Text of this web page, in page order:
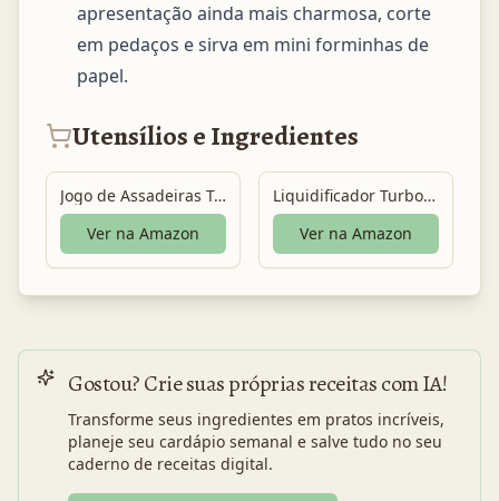
apresentação ainda mais charmosa, corte
em pedaços e sirva em mini forminhas de
papel.
Utensílios e Ingredientes
Jogo de Assadeiras Tramontina Brasil em Alumínio com Revestimento Interno e Externo em Antiaderente
Ver na Amazon
Liquidificador Turbo Power
Ver na Amazon
Gostou? Crie suas próprias receitas com IA!
Transforme seus ingredientes em pratos incríveis,
planeje seu cardápio semanal e salve tudo no seu
caderno de receitas digital.